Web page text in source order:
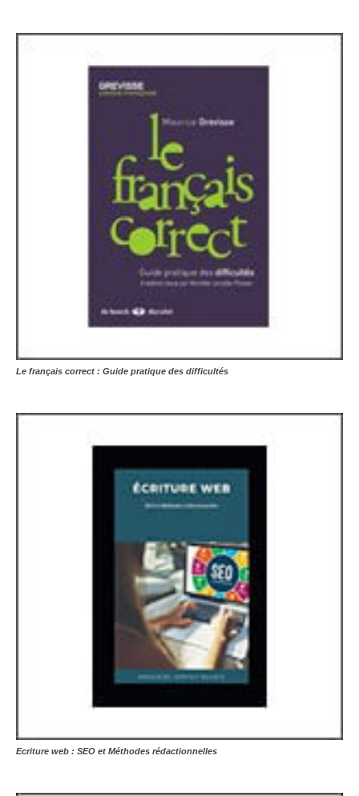
Le français correct : Guide pratique des difficultés
Ecriture web : SEO et Méthodes rédactionnelles